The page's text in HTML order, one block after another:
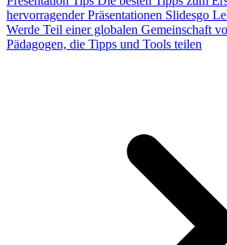
hervorragender Präsentationen Slidesgo
Werde Teil einer globalen Gemeinschaft
Pädagogen, die Tipps und Tools teilen